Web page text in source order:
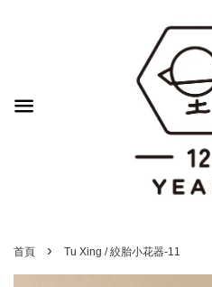
首頁 › Tu Xing / 絞胎小花器-11